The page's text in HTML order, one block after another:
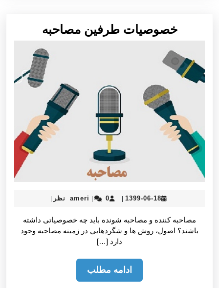
خصوصيات طرفین مصاحبه
طرفین
مصاحبه
1399-06-18
1399-
ameri
ameri 0 نظر
مصاحبه كننده و مصاحبه شونده باید چه خصوصیاتی داشته
باشند؟ اصول، روش ها و شگردهايي در زمينه مصاحبه وجود
دارد […]
ادامه مطلب
مطلب